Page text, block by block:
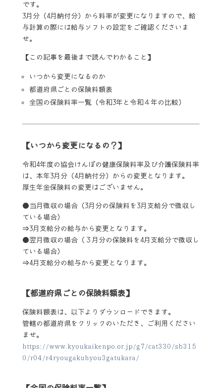
です。
3月分（4月納付分）から料率が変更になりますので、給
与計算の際には給与ソフトの設定をご確認くださいま
せ。
【この記事を最後まで読んでわかること】
いつから変更になるのか
都道府県ごとの保険料額表
全国の保険料率一覧（令和3年と令和４年の比較）
【いつから変更になるの？】
令和4年度の協会けんぽの健康保険料率及び介護保険料率
は、本年3月分（4月納付分）からの変更となります。
厚生年金保険料の変更はございません。
●当月徴収の場合（3月分の保険料を3月支給分で徴収し
ている場合）
⇒3月支給分の給与から変更となります。
●翌月徴収の場合（３月分の保険料を4月支給分で徴収し
ている場合）
⇒4月支給分の給与から変更となります。
【都道府県ごとの保険料額表】
保険料額表は、以下よりダウンロードできます。
管轄の都道府県をクリックのいただき、ご利用ください
ませ。
https://www.kyoukaikenpo.or.jp/g7/cat330/sb315
0/r04/r4ryougakuhyou3gatukara/